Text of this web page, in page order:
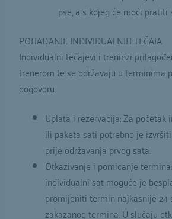
pse, a s kojeg će moći pratiti
POHAĐANJE INDIVIDUALNIH TEČAJA
Individualni tečajevi i treninzi
trenerom te se održavaju u terminima
dogovoru.
Uplata i rezervacija: Za početak
ili paketa sati potrebno je
prije održavanja prvog sata.
Otkazivanje i pomicanje
individualni sat moguće je
promijeniti termin najkasnije 24
zakazanog termina. U slučaju